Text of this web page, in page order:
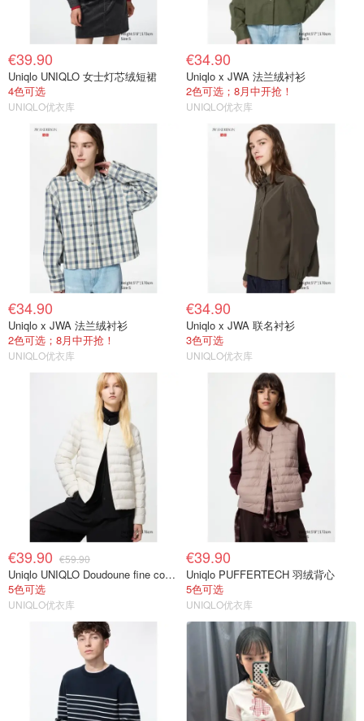
€39.90
Uniqlo UNIQLO 女士灯芯绒短裙
4色可选
UNIQLO优衣库
€34.90
Uniqlo x JWA 法兰绒衬衫
2色可选；8月中开抢！
UNIQLO优衣库
€34.90
Uniqlo x JWA 法兰绒衬衫
2色可选；8月中开抢！
UNIQLO优衣库
€34.90
Uniqlo x JWA 联名衬衫
3色可选
UNIQLO优衣库
€39.90 €59.90
Uniqlo UNIQLO Doudoune fine compacte 女士羽绒服
5色可选
UNIQLO优衣库
€39.90
Uniqlo PUFFERTECH 羽绒背心
5色可选
UNIQLO优衣库